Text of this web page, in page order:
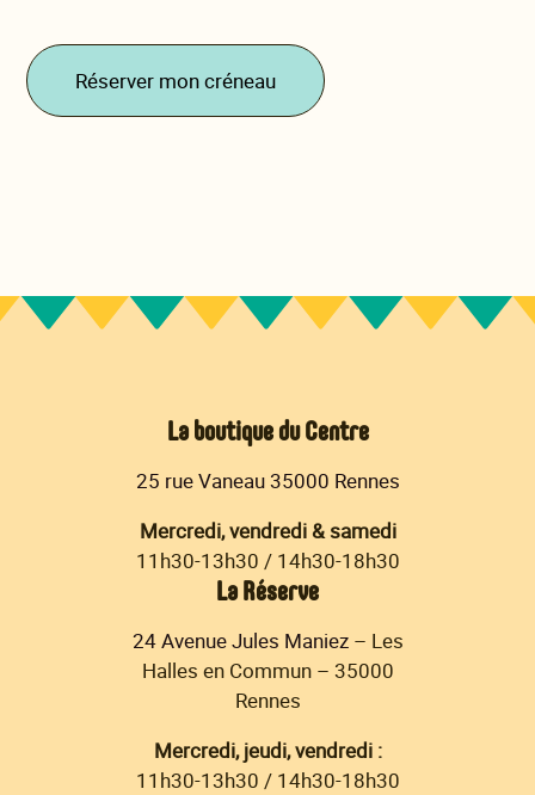
Réserver mon créneau
La boutique du Centre
25 rue Vaneau 35000 Rennes
Mercredi, vendredi & samedi
11h30-13h30 / 14h30-18h30
La Réserve
24 Avenue Jules Maniez– Les
Halles en Commun – 35000
Rennes
Mercredi, jeudi, vendredi :
11h30-13h30 / 14h30-18h30